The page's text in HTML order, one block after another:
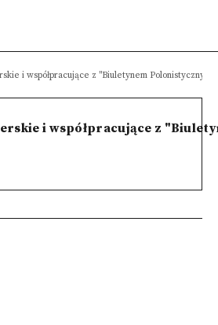
i współpracujące z "Biuletynem Polonistycznym"
i współpracujące z